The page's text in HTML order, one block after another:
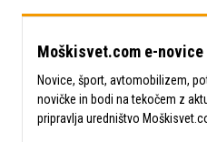
Moškisvet.com e-novice
Novice, šport, avtomobilizem,
novičke in bodi na tekočem z
pripravlja uredništvo